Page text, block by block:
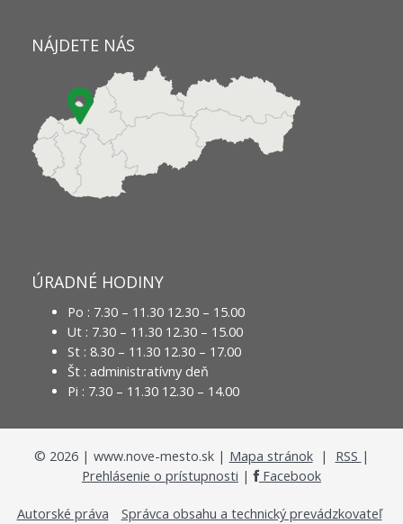
NÁJDETE NÁS
ÚRADNÉ HODINY
Po : 7.30 – 11.30 12.30 – 15.00
Ut : 7.30 – 11.30 12.30 – 15.00
St : 8.30 – 11.30 12.30 – 17.00
Št : administratívny deň
Pi : 7.30 – 11.30 12.30 – 14.00
© 2026| www.nove-mesto.sk | Mapa stránok| RSS |
Prehlásenie o prístupnosti | Facebook
Autorské práva Správca obsahu a technický prevádzkovateľ